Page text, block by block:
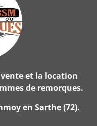
et la location
de remorques.
en Sarthe (72).